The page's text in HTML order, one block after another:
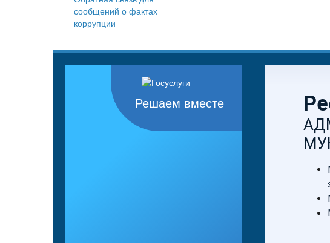
сообщений о фактах
коррупции
Решаем вместе